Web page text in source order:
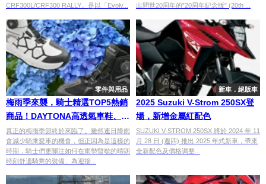
CRF300L/CRF300 RALLY。是以「Evolv...
出問世20周年的”20周年紀念版” (20th ...
零件與用品
梅雨季來襲，騎士精選TOP5熱銷
商品！DAYTONA高透氣車鞋、碳
纖維安全帽、Hiflofiltro機油濾芯
本週最夯
真正的梅雨季節終於來臨了。雖然連日降雨
會減少騎乘愛車的機會，但正因為是這樣的
時期，騎士們更關注如何在雨勢暫歇的晴朗
時刻舒適騎乘的裝備、為迎接...
新車．絕版車
2025 Suzuki V-Strom 250SX登
場，新增金屬紅配色
SUZUKI V-STROM 250SX 將於 2024 年 11
月 28 日 (週四) 推出 2025 年式新車，帶來
全新配色及價格調整...